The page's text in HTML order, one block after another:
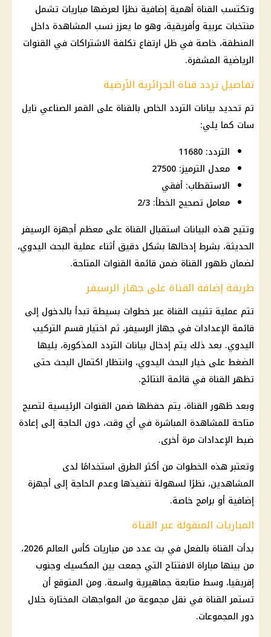
وتكتسب القناة أهمية إضافية نظرًا لعرضها مباريات تشمل
منتخبات عربية وأفريقية، وهو ما يعزز نسب المشاهدة داخل
المنطقة، خاصة في ظل ارتفاع تكلفة الاشتراكات في القنوات
الرياضية المشفرة.
تفاصيل تردد قناة الجزائرية الأرضية
تم تحديد بيانات التردد الخاص بالقناة على القمر الصناعي نايل
سات كما يلي:
التردد: 11680
معدل الترميز: 27500
الاستقطاب: أفقي
معامل تصحيح الخطأ: 2/3
وتتيح هذه البيانات استقبال القناة على معظم أجهزة الرسيفر
الحديثة، بشرط إدخالها بشكل دقيق أثناء عملية البحث اليدوي،
لضمان ظهور القناة ضمن قائمة القنوات المتاحة.
طريقة إضافة القناة على جهاز الرسيفر
تتم عملية تثبيت القناة عبر خطوات بسيطة تبدأ بالدخول إلى
قائمة الإعدادات في جهاز الرسيفر، ثم اختيار قسم التركيب
اليدوي. بعد ذلك يتم إدخال بيانات التردد المذكورة، يليها
الضغط على خيار البحث اليدوي، وانتظار اكتمال البحث حتى
تظهر القناة في قائمة النتائج.
وبعد ظهور القناة، يتم حفظها ضمن القنوات الرئيسية لتصبح
متاحة للمشاهدة المباشرة في أي وقت، دون الحاجة إلى إعادة
ضبط الإعدادات مرة أخرى.
وتعتبر هذه الخطوات من أكثر الطرق استخدامًا لدى
المشاهدين، نظرًا لسهولة تنفيذها وعدم الحاجة إلى أجهزة
إضافية أو برامج خاصة.
المباريات المنقولة عبر القناة
بدأت القناة بالفعل في بث عدد من مباريات كأس العالم 2026،
من بينها مباراة الافتتاح التي جمعت بين المكسيك وجنوب
إفريقيا، وسط متابعة جماهيرية واسعة. ومن المتوقع أن
تستمر القناة في نقل مجموعة من المواجهات المختارة خلال
دور المجموعات.